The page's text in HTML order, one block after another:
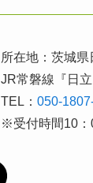
所在地：茨城
JR常磐線『日
TEL： 050-
※受付時間10：